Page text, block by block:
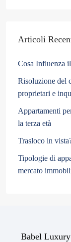
Articoli
Cosa Influenza
Risoluzione del
proprietari e
Appartamenti
la terza età
Trasloco in
Tipologie di
mercato
Babel